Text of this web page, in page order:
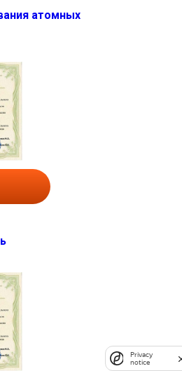
атомных
Privacy
notice